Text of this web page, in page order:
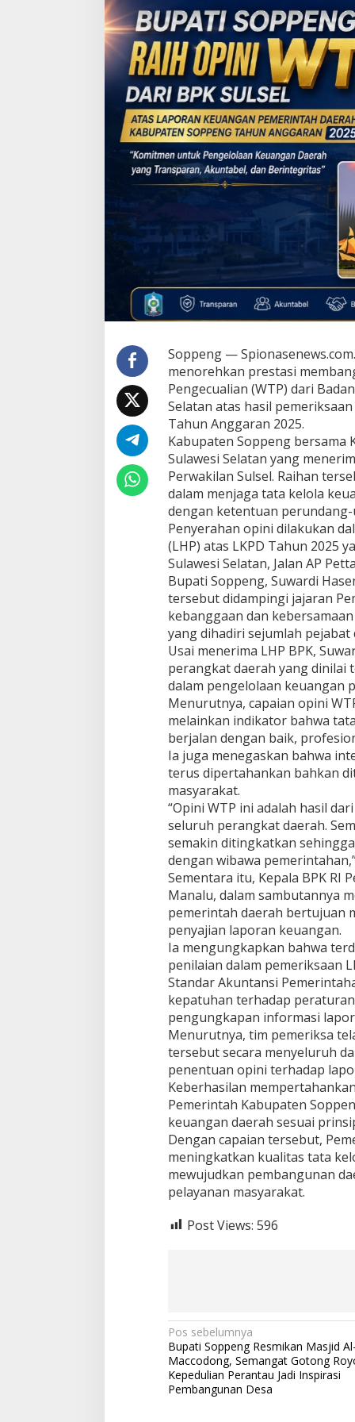
Soppeng —
menorehkan prestasi
Pengecualian (WTP) dari
Selatan atas hasil
Tahun Anggaran 2025.
Kabupaten Soppeng bersama
Sulawesi Selatan yang
Perwakilan Sulsel. Raihan
dalam menjaga tata kelola
dengan ketentuan
Penyerahan opini dilakukan
(LHP) atas LKPD Tahun 2025
Sulawesi Selatan, Jalan AP
Bupati Soppeng, Suwardi
tersebut didampingi jajaran
kebanggaan dan
yang dihadiri sejumlah
Usai menerima LHP BPK,
perangkat daerah yang dinilai
dalam pengelolaan keuangan
Menurutnya, capaian opini
melainkan indikator bahwa
berjalan dengan baik,
Ia juga menegaskan bahwa
terus dipertahankan bahkan
masyarakat.
“Opini WTP ini adalah hasil
seluruh perangkat daerah.
semakin ditingkatkan
dengan wibawa
Sementara itu, Kepala BPK RI
Manalu, dalam sambutannya
pemerintah daerah bertujuan
penyajian laporan keuangan.
Ia mengungkapkan bahwa
penilaian dalam pemeriksaan
Standar Akuntansi
kepatuhan terhadap
pengungkapan informasi
Menurutnya, tim pemeriksa
tersebut secara menyeluruh
penentuan opini terhadap
Keberhasilan
Pemerintah Kabupaten
keuangan daerah sesuai
Dengan capaian tersebut,
meningkatkan kualitas tata
mewujudkan pembangunan
pelayanan masyarakat.
Post Views: 596
Navigasi
pos
Pos sebelumnya
Bupati Soppeng Resmikan Masjid Al-
Maccodong, Semangat Gotong
Kepedulian Perantau Jadi Inspirasi
Pembangunan Desa